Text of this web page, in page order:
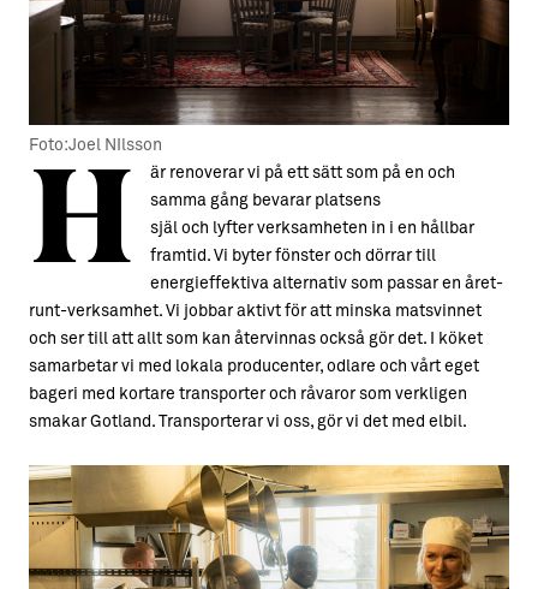
Foto:Joel NIlsson
H
är renoverar vi på ett sätt som på en och
samma gång bevarar platsens
själ och lyfter verksamheten in i en hållbar
framtid. Vi byter fönster och dörrar till
energieffektiva alternativ som passar en året-
runt-verksamhet. Vi jobbar aktivt för att minska matsvinnet
och ser till att allt som kan återvinnas också gör det. I köket
samarbetar vi med lokala producenter, odlare och vårt eget
bageri med kortare transporter och råvaror som verkligen
smakar Gotland. Transporterar vi oss, gör vi det med elbil.